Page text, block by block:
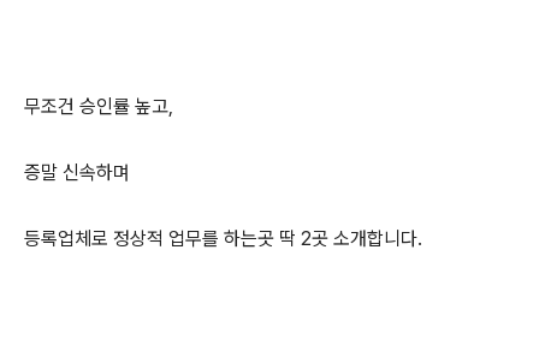
무조건 승인률 높고,
증말 신속하며
등록업체로 정상적 업무를 하는곳 딱 2곳 소개합니다.